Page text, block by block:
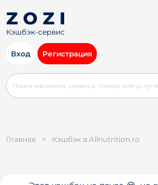
Кэшбэк-сервис
Вход Регистрация
Главная > Кэшбэк в Allnutrition.ro